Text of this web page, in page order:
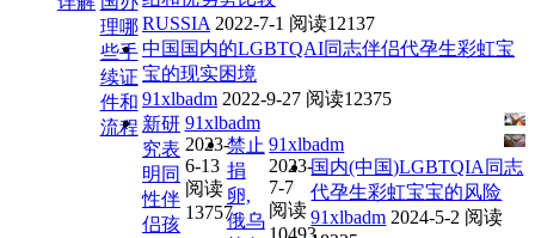
理哪
些手
续证
件和
流程
RUSSIA 2022-7-1 阅读12137
中国国内的LGBTQAI同志伴侣代孕生彩虹宝
宝的现实困境
91xlbadm 2022-9-27 阅读12375
新研
究表
明同
性伴
侣孩
91xlbadm
2023-
6-13
阅读
13757
禁止
捐
卵,
俄乌
91xlbadm
2023-
7-7
阅读
10493
国内(中国)LGBTQIA同志
代孕生彩虹宝宝的风险
91xlbadm 2024-5-2 阅读